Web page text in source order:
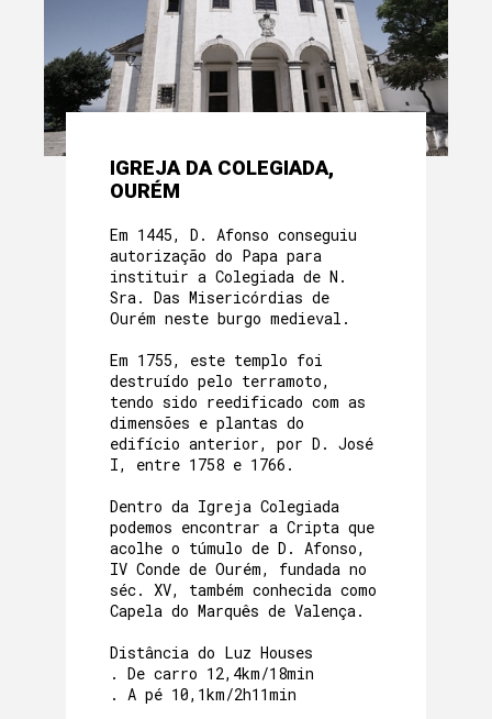
IGREJA DA COLEGIADA,
OURÉM
Em 1445, D. Afonso conseguiu
autorização do Papa para
instituir a Colegiada de N.
Sra. Das Misericórdias de
Ourém neste burgo medieval.
Em 1755, este templo foi
destruído pelo terramoto,
tendo sido reedificado com as
dimensões e plantas do
edifício anterior, por D. José
I, entre 1758 e 1766.
Dentro da Igreja Colegiada
podemos encontrar a Cripta que
acolhe o túmulo de D. Afonso,
IV Conde de Ourém, fundada no
séc. XV, também conhecida como
Capela do Marquês de Valença.
Distância do Luz Houses
. De carro 12,4km/18min
. A pé 10,1km/2h11min